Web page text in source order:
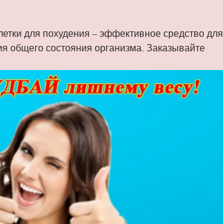
для похудения – эффективное средство для
общего состояния организма. Заказывайте